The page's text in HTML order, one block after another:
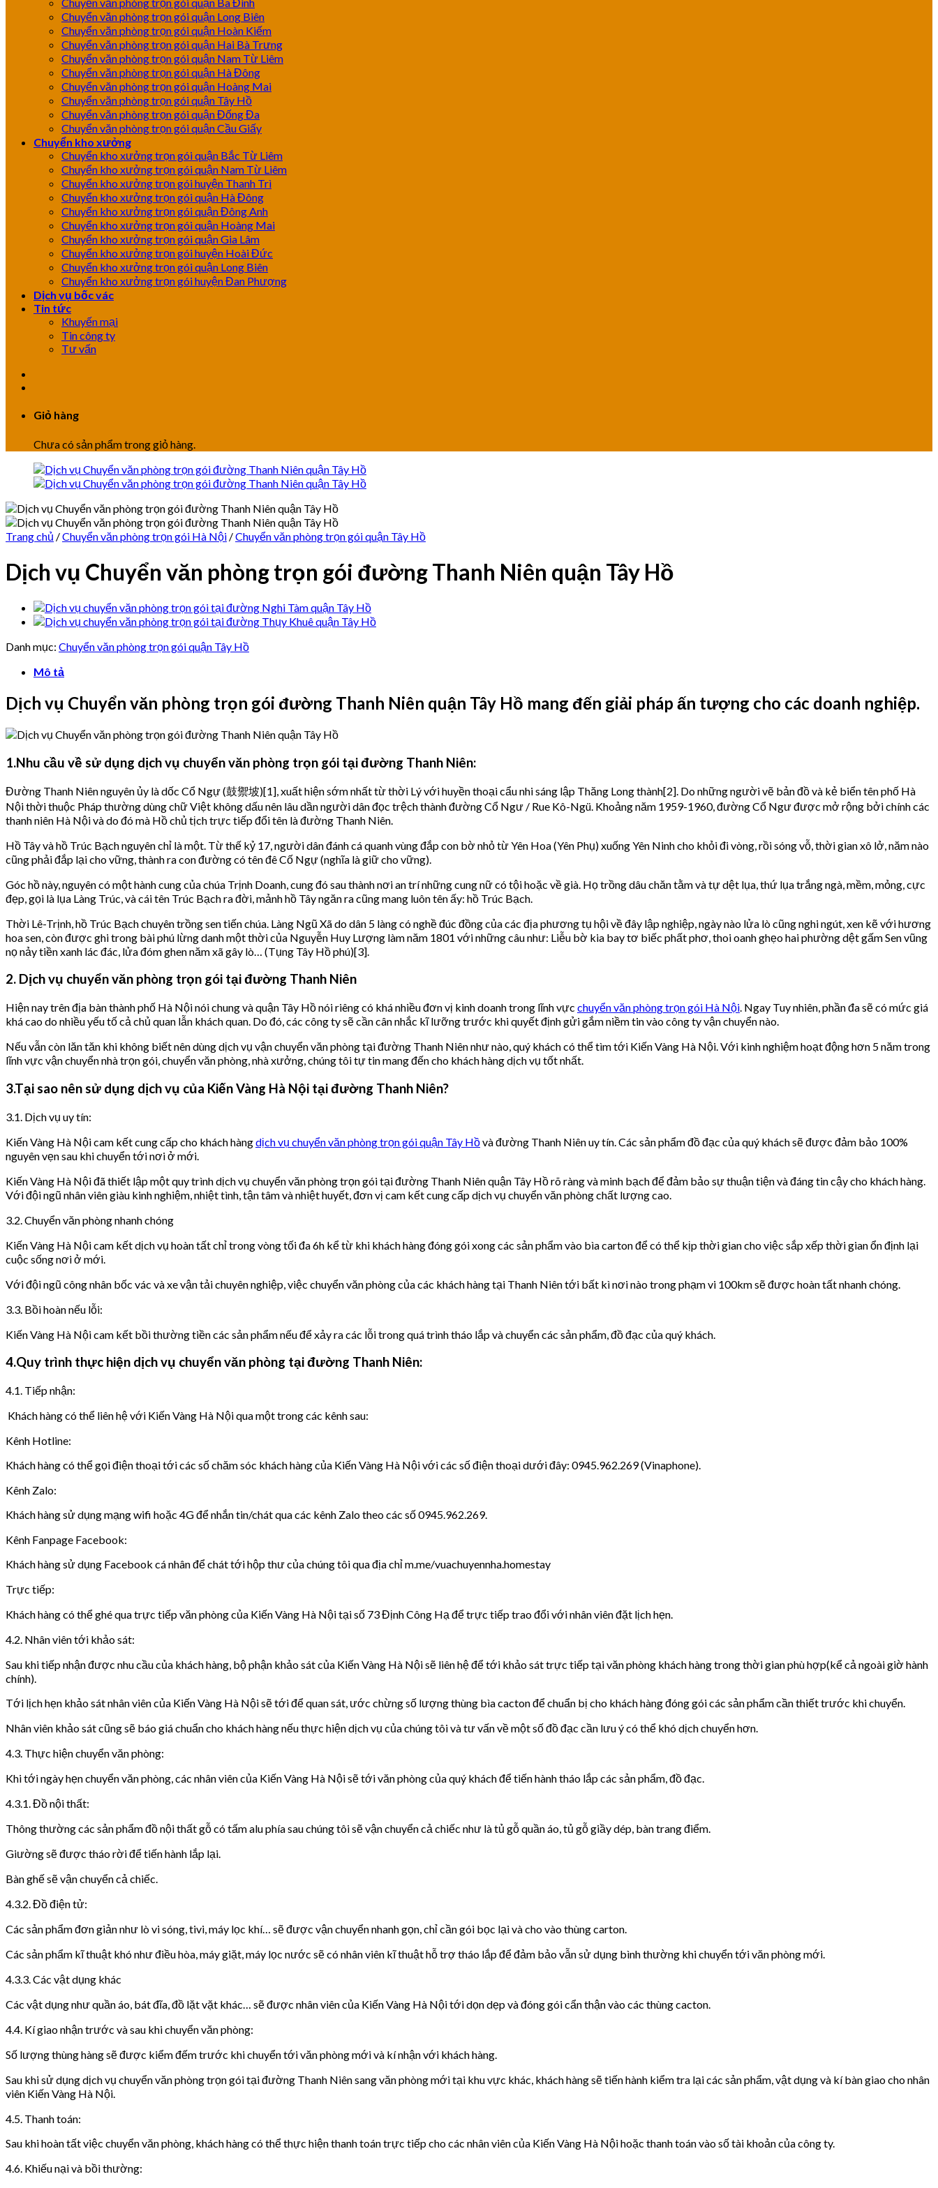
Chuyển văn phòng trọn gói quận Long Biên
Chuyển văn phòng trọn gói quận Hoàn Kiếm
Chuyển văn phòng trọn gói quận Hai Bà Trưng
Chuyển văn phòng trọn gói quận Nam Từ Liêm
Chuyển văn phòng trọn gói quận Hà Đông
Chuyển văn phòng trọn gói quận Hoàng Mai
Chuyển văn phòng trọn gói quận Tây Hồ
Chuyển văn phòng trọn gói quận Đống Đa
Chuyển văn phòng trọn gói quận Cầu Giấy
Chuyển kho xưởng
Chuyển kho xưởng trọn gói quận Bắc Từ Liêm
Chuyển kho xưởng trọn gói quận Nam Từ Liêm
Chuyển kho xưởng trọn gói huyện Thanh Trì
Chuyển kho xưởng trọn gói quận Hà Đông
Chuyển kho xưởng trọn gói quận Đông Anh
Chuyển kho xưởng trọn gói quận Hoàng Mai
Chuyển kho xưởng trọn gói quận Gia Lâm
Chuyển kho xưởng trọn gói huyện Hoài Đức
Chuyển kho xưởng trọn gói quận Long Biên
Chuyển kho xưởng trọn gói huyện Đan Phượng
Dịch vụ bốc vác
Tin tức
Khuyến mại
Tin công ty
Tư vấn
Giỏ hàng
Chưa có sản phẩm trong giỏ hàng.
Trang chủ /Chuyển văn phòng trọn gói Hà Nội /Chuyển văn phòng trọn gói quận Tây Hồ
Dịch vụ Chuyển văn phòng trọn gói đường Thanh Niên quận Tây Hồ
Danh mục: Chuyển văn phòng trọn gói quận Tây Hồ
Mô tả
Dịch vụ Chuyển văn phòng trọn gói đường Thanh Niên quận Tây Hồ mang đến giải pháp ấn tượng cho các doanh nghiệp.
1.Nhu cầu về sử dụng dịch vụ chuyển văn phòng trọn gói tại đường Thanh Niên:
Đường Thanh Niên nguyên ủy là dốc Cổ Ngự (鼓禦坡)[1], xuất hiện sớm nhất từ thời Lý với huyền thoại cẩu nhi sáng lập Thăng Long thành[2]. Do những người vẽ bản đồ và kẻ biển tên phố Hà
Nội thời thuộc Pháp thường dùng chữ Việt không dấu nên lâu dần người dân đọc trệch thành đường Cổ Ngư / Rue Kô-Ngü. Khoảng năm 1959-1960, đường Cổ Ngư được mở rộng bởi chính các
thanh niên Hà Nội và do đó mà Hồ chủ tịch trực tiếp đổi tên là đường Thanh Niên.
Hồ Tây và hồ Trúc Bạch nguyên chỉ là một. Từ thế kỷ 17, người dân đánh cá quanh vùng đắp con bờ nhỏ từ Yên Hoa (Yên Phụ) xuống Yên Ninh cho khỏi đi vòng, rồi sóng vỗ, thời gian xô lở, năm nào
cũng phải đắp lại cho vững, thành ra con đường có tên đê Cố Ngự (nghĩa là giữ cho vững).
Góc hồ này, nguyên có một hành cung của chúa Trịnh Doanh, cung đó sau thành nơi an trí những cung nữ có tội hoặc về già. Họ trồng dâu chăn tằm và tự dệt lụa, thứ lụa trắng ngà, mềm, mỏng, cực
đẹp, gọi là lụa Làng Trúc, và cái tên Trúc Bạch ra đời, mảnh hồ Tây ngăn ra cũng mang luôn tên ấy: hồ Trúc Bạch.
Thời Lê-Trịnh, hồ Trúc Bạch chuyên trồng sen tiến chúa. Làng Ngũ Xã do dân 5 làng có nghề đúc đồng của các địa phương tụ hội về đây lập nghiệp, ngày nào lửa lò cũng nghi ngút, xen kẽ với hương
hoa sen, còn được ghi trong bài phú lừng danh một thời của Nguyễn Huy Lượng làm năm 1801 với những câu như: Liễu bờ kia bay tơ biếc phất phơ, thoi oanh ghẹo hai phường dệt gấm Sen vũng
nọ nảy tiền xanh lác đác, lửa đóm ghen năm xã gây lò… (Tụng Tây Hồ phú)[3].
2. Dịch vụ chuyển văn phòng trọn gói tại đường Thanh Niên
Hiện nay trên địa bàn thành phố Hà Nội nói chung và quận Tây Hồ nói riêng có khá nhiều đơn vị kinh doanh trong lĩnh vực chuyển văn phòng trọn gói Hà Nội. Ngay Tuy nhiên, phần đa sẽ có mức giá
khá cao do nhiều yếu tố cả chủ quan lẫn khách quan. Do đó, các công ty sẽ cần cân nhắc kĩ lưỡng trước khi quyết định gửi gắm niềm tin vào công ty vận chuyển nào.
Nếu vẫn còn lăn tăn khi không biết nên dùng dịch vụ vận chuyển văn phòng tại đường Thanh Niên như nào, quý khách có thể tìm tới Kiến Vàng Hà Nội. Với kinh nghiệm hoạt động hơn 5 năm trong
lĩnh vực vận chuyển nhà trọn gói, chuyển văn phòng, nhà xưởng, chúng tôi tự tin mang đến cho khách hàng dịch vụ tốt nhất.
3.Tại sao nên sử dụng dịch vụ của Kiến Vàng Hà Nội tại đường Thanh Niên?
3.1. Dịch vụ uy tín:
Kiến Vàng Hà Nội cam kết cung cấp cho khách hàngdịch vụ chuyển văn phòng trọn gói quận Tây Hồvà đường Thanh Niên uy tín. Các sản phẩm đồ đạc của quý khách sẽ được đảm bảo 100%
nguyên vẹn sau khi chuyển tới nơi ở mới.
Kiến Vàng Hà Nội đã thiết lập một quy trình dịch vụ chuyển văn phòng trọn gói tại đường Thanh Niên quận Tây Hồ rõ ràng và minh bạch để đảm bảo sự thuận tiện và đáng tin cậy cho khách hàng.
Với đội ngũ nhân viên giàu kinh nghiệm, nhiệt tình, tận tâm và nhiệt huyết, đơn vị cam kết cung cấp dịch vụ chuyển văn phòng chất lượng cao.
3.2. Chuyển văn phòng nhanh chóng
Kiến Vàng Hà Nội cam kết dịch vụ hoàn tất chỉ trong vòng tối đa 6h kể từ khi khách hàng đóng gói xong các sản phẩm vào bìa carton để có thể kịp thời gian cho việc sắp xếp thời gian ổn định lại
cuộc sống nơi ở mới.
Với đội ngũ công nhân bốc vác và xe vận tải chuyên nghiệp, việc chuyển văn phòng của các khách hàng tại Thanh Niên tới bất kì nơi nào trong phạm vi 100km sẽ được hoàn tất nhanh chóng.
3.3. Bồi hoàn nếu lỗi:
Kiến Vàng Hà Nội cam kết bồi thường tiền các sản phẩm nếu để xảy ra các lỗi trong quá trình tháo lắp và chuyển các sản phẩm, đồ đạc của quý khách.
4.Quy trình thực hiện dịch vụ chuyển văn phòng tại đường Thanh Niên:
4.1. Tiếp nhận:
Khách hàng có thể liên hệ với Kiến Vàng Hà Nội qua một trong các kênh sau:
Kênh Hotline:
Khách hàng có thể gọi điện thoại tới các số chăm sóc khách hàng của Kiến Vàng Hà Nội với các số điện thoại dưới đây: 0945.962.269 (Vinaphone).
Kênh Zalo:
Khách hàng sử dụng mạng wifi hoặc 4G để nhắn tin/chát qua các kênh Zalo theo các số 0945.962.269.
Kênh Fanpage Facebook:
Khách hàng sử dụng Facebook cá nhân để chát tới hộp thư của chúng tôi qua địa chỉ m.me/vuachuyennha.homestay
Trực tiếp:
Khách hàng có thể ghé qua trực tiếp văn phòng của Kiến Vàng Hà Nội tại số 73 Định Công Hạ để trực tiếp trao đổi với nhân viên đặt lịch hẹn.
4.2. Nhân viên tới khảo sát:
Sau khi tiếp nhận được nhu cầu của khách hàng, bộ phận khảo sát của Kiến Vàng Hà Nội sẽ liên hệ để tới khảo sát trực tiếp tại văn phòng khách hàng trong thời gian phù hợp(kể cả ngoài giờ hành
chính).
Tới lịch hẹn khảo sát nhân viên của Kiến Vàng Hà Nội sẽ tới để quan sát, ước chừng số lượng thùng bìa cacton để chuẩn bị cho khách hàng đóng gói các sản phẩm cần thiết trước khi chuyển.
Nhân viên khảo sát cũng sẽ báo giá chuẩn cho khách hàng nếu thực hiện dịch vụ của chúng tôi và tư vấn về một số đồ đạc cần lưu ý có thể khó dịch chuyển hơn.
4.3. Thực hiện chuyển văn phòng:
Khi tới ngày hẹn chuyển văn phòng, các nhân viên của Kiến Vàng Hà Nội sẽ tới văn phòng của quý khách để tiến hành tháo lắp các sản phẩm, đồ đạc.
4.3.1. Đồ nội thất:
Thông thường các sản phẩm đồ nội thất gỗ có tấm alu phía sau chúng tôi sẽ vận chuyển cả chiếc như là tủ gỗ quần áo, tủ gỗ giầy dép, bàn trang điểm.
Giường sẽ được tháo rời để tiến hành lắp lại.
Bàn ghế sẽ vận chuyển cả chiếc.
4.3.2. Đồ điện tử:
Các sản phẩm đơn giản như lò vi sóng, tivi, máy lọc khí… sẽ được vận chuyển nhanh gọn, chỉ cần gói bọc lại và cho vào thùng carton.
Các sản phẩm kĩ thuật khó như điều hòa, máy giặt, máy lọc nước sẽ có nhân viên kĩ thuật hỗ trợ tháo lắp để đảm bảo vẫn sử dụng bình thường khi chuyển tới văn phòng mới.
4.3.3. Các vật dụng khác
Các vật dụng như quần áo, bát đĩa, đồ lặt vặt khác… sẽ được nhân viên của Kiến Vàng Hà Nội tới dọn dẹp và đóng gói cẩn thận vào các thùng cacton.
4.4. Kí giao nhận trước và sau khi chuyển văn phòng:
Số lượng thùng hàng sẽ được kiểm đếm trước khi chuyển tới văn phòng mới và kí nhận với khách hàng.
Sau khi sử dụng dịch vụ chuyển văn phòng trọn gói tại đường Thanh Niên sang văn phòng mới tại khu vực khác, khách hàng sẽ tiến hành kiểm tra lại các sản phẩm, vật dụng và kí bàn giao cho nhân
viên Kiến Vàng Hà Nội.
4.5. Thanh toán:
Sau khi hoàn tất việc chuyển văn phòng, khách hàng có thể thực hiện thanh toán trực tiếp cho các nhân viên của Kiến Vàng Hà Nội hoặc thanh toán vào số tài khoản của công ty.
4.6. Khiếu nại và bồi thường: